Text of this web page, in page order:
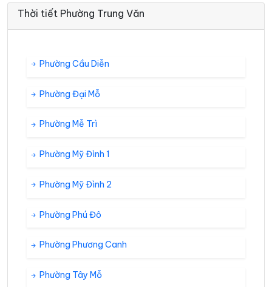
Thời tiết Phường Trung Văn
Phường Cầu Diễn
Phường Đại Mỗ
Phường Mễ Trì
Phường Mỹ Đình 1
Phường Mỹ Đình 2
Phường Phú Đô
Phường Phương Canh
Phường Tây Mỗ